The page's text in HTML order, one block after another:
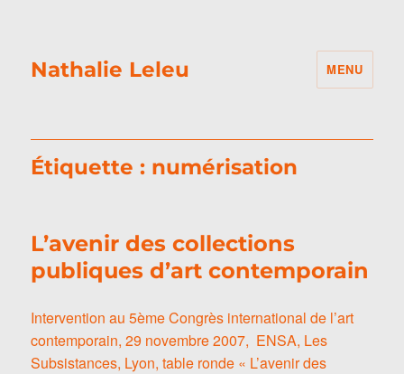
Nathalie Leleu MENU
Étiquette : numérisation
L’avenir des collections
publiques d’art contemporain
Intervention au 5ème Congrès international de l’art
contemporain, 29 novembre 2007, ENSA, Les
Subsistances, Lyon, table ronde « L’avenir des